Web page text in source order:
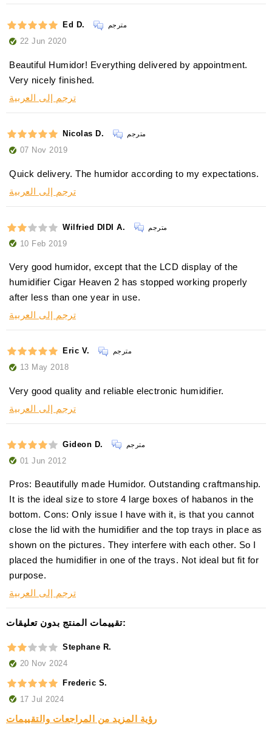
Ed D. مترجم
22 Jun 2020
Beautiful Humidor! Everything delivered by appointment.
Very nicely finished.
ترجم إلى العربية
Nicolas D. مترجم
07 Nov 2019
Quick delivery. The humidor according to my expectations.
ترجم إلى العربية
Wilfried DIDI A. مترجم
10 Feb 2019
Very good humidor, except that the LCD display of the
humidifier Cigar Heaven 2 has stopped working properly
after less than one year in use.
ترجم إلى العربية
Eric V. مترجم
13 May 2018
Very good quality and reliable electronic humidifier.
ترجم إلى العربية
Gideon D. مترجم
01 Jun 2012
Pros: Beautifully made Humidor. Outstanding craftmanship.
It is the ideal size to store 4 large boxes of habanos in the
bottom. Cons: Only issue I have with it, is that you cannot
close the lid with the humidifier and the top trays in place as
shown on the pictures. They interfere with each other. So I
placed the humidifier in one of the trays. Not ideal but fit for
purpose.
ترجم إلى العربية
تقييمات المنتج بدون تعليقات:
Stephane R.
20 Nov 2024
Frederic S.
17 Jul 2024
رؤية المزيد من المراجعات والتقييمات